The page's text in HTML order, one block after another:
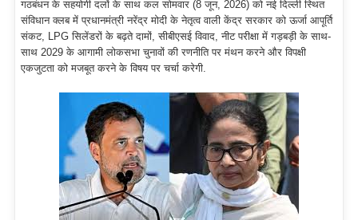
गठबंधन के सहयोगी दलों के साथ कल सोमवार (8 जून, 2026) को नई दिल्ली स्थित
संविधान क्लब में प्रधानमंत्री नरेंद्र मोदी के नेतृत्व वाली केंद्र सरकार को ऊर्जा आपूर्ति
संकट, LPG सिलेंडरों के बढ़ते दामों, सीबीएसई विवाद, नीट परीक्षा में गड़बड़ी के साथ-
साथ 2029 के आगामी लोकसभा चुनावों की रणनीति पर मंथन करने और विपक्षी
एकजुटता को मजबूत करने के विषय पर चर्चा करेगी.